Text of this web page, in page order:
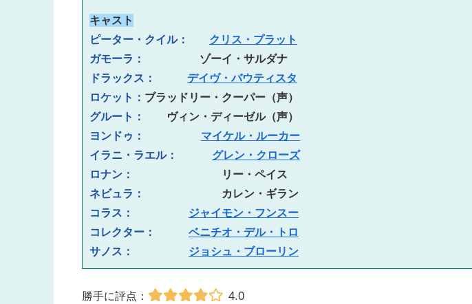
キャスト
ピーター・クイル：
クリス・プラット
ガモーラ：
ゾーイ・サルダナ
ドラックス：
デイヴ・バウティスタ
ロケット： ブラッドリー・クーパー（声）
グルート：
ヴィン・ディーゼル（声）
ヨンドゥ：
マイケル・ルーカー
イラニ・ラエル：
グレン・クローズ
ロナン：
リー・ペイス
ネビュラ：
カレン・ギラン
コラス：
ジャイモン・フンスー
コレクター：
ベニチオ・デル・トロ
サノス：
ジョシュ・ブローリン
勝手に評点： 4.0